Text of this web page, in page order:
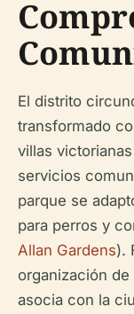
El distrito
transformado
villas
servicios
parque se
para perros y
Allan Gardens).
organización
asocia con la